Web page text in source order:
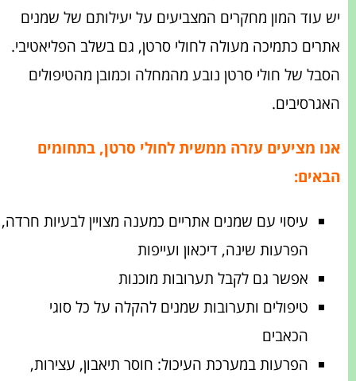
יש עוד המון מחקרים המצביעים על יעילותם של שמנים
אתרים כתמיכה מעולה לחולי סרטן, גם בשלב הפליאטיבי.
הסבל של חולי סרטן נובע מהמחלה וכמובן מהטיפולים
האגרסיבים.
אנו מציעים עזרה ממשית לחולי סרטן, בתחומים
הבאים:
עיסוי עם שמנים אתריים כמענה מצויין לבעיות חרדה,
הפרעות שינה, דיכאון ועייפות
אפשר גם לקבל תערובות מוכנות
טיפולים ותערובות שמנים להקלה על כל סוגי
הכאבים
הפרעות במערכת העיכול: חוסר תיאבון, עצירות,